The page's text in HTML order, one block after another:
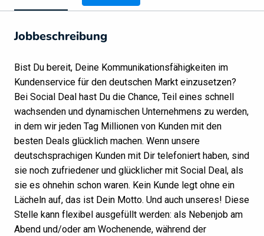
Jobbeschreibung
Bist Du bereit, Deine Kommunikationsfähigkeiten im
Kundenservice für den deutschen Markt einzusetzen?
Bei Social Deal hast Du die Chance, Teil eines schnell
wachsenden und dynamischen Unternehmens zu werden,
in dem wir jeden Tag Millionen von Kunden mit den
besten Deals glücklich machen. Wenn unsere
deutschsprachigen Kunden mit Dir telefoniert haben, sind
sie noch zufriedener und glücklicher mit Social Deal, als
sie es ohnehin schon waren. Kein Kunde legt ohne ein
Lächeln auf, das ist Dein Motto. Und auch unseres! Diese
Stelle kann flexibel ausgefüllt werden: als Nebenjob am
Abend und/oder am Wochenende, während der